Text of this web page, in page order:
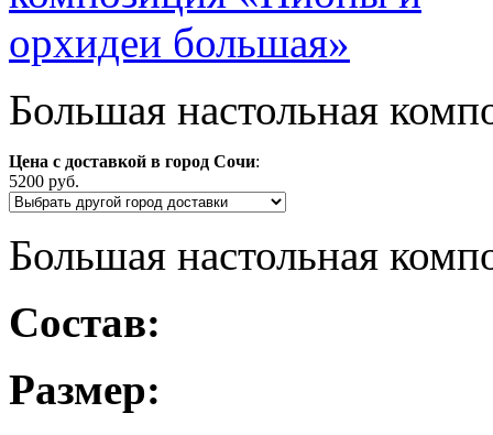
Большая настольная
Цена с доставкой в город Сочи:
5200 руб.
Большая настольная
Состав:
Размер: